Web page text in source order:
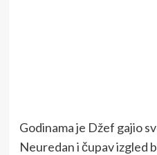
Godinama je Džef gajio
Neuredan i čupav izgled